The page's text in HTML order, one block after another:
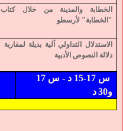
الخطابة والمدينة من خلال كتاب
"الخطابة" لأرسطو
الاستدلال التداولي آلية بديلة لمقاربة
دلالة النصوص الأدبية
س 17-15 د - س 17
و30
د